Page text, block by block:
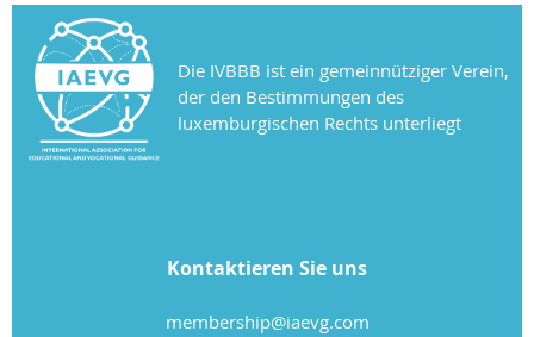
Die IVBBB ist ein gemeinnütziger Verein,
der den Bestimmungen des
luxemburgischen Rechts unterliegt
Kontaktieren Sie uns
membership@iaevg.com